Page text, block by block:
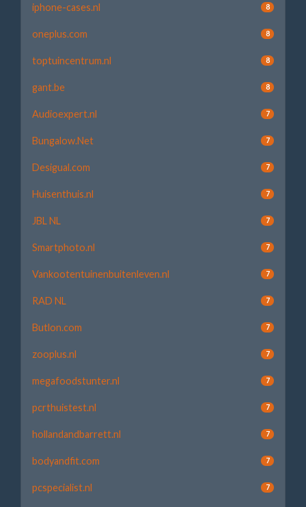
iphone-cases.nl 8
oneplus.com 8
toptuincentrum.nl 8
gant.be 8
Audioexpert.nl 7
Bungalow.Net 7
Desigual.com 7
Huisenthuis.nl 7
JBL NL 7
Smartphoto.nl 7
Vankootentuinenbuitenleven.nl 7
RAD NL 7
Butlon.com 7
zooplus.nl 7
megafoodstunter.nl 7
pcrthuistest.nl 7
hollandandbarrett.nl 7
bodyandfit.com 7
pcspecialist.nl 7